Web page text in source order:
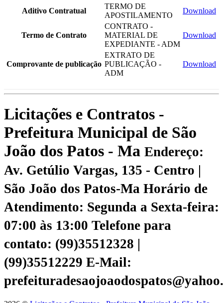
Aditivo Contratual
TERMO DE
APOSTILAMENTO
Download
Termo de Contrato
CONTRATO -
MATERIAL DE
EXPEDIANTE - ADM
Download
Comprovante de publicação
EXTRATO DE
PUBLICAÇÃO -
ADM
Download
Licitações e Contratos -
Prefeitura Municipal de São
João dos Patos - Ma Endereço:
Av. Getúlio Vargas, 135 - Centro |
São João dos Patos-Ma Horário de
Atendimento: Segunda a Sexta-feira:
07:00 às 13:00 Telefone para
contato: (99)35512328 |
(99)35512229 E-Mail: